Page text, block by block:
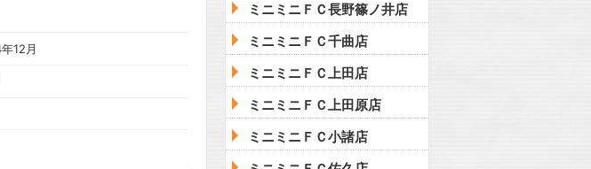
12月
ミニミニＦＣ長野篠ノ井店
ミニミニＦＣ千曲店
ミニミニＦＣ上田店
ミニミニＦＣ上田原店
ミニミニＦＣ小諸店